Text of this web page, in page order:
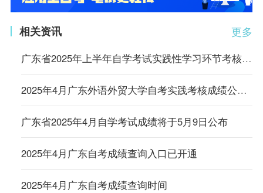
更多
相关资讯
广东省2025年上半年自学考试实践性学习环节考核成绩于6月10日公布
2025年4月广东外语外贸大学自考实践考核成绩公布通知
广东省2025年4月自学考试成绩将于5月9日公布
2025年4月广东自考成绩查询入口已开通
2025年4月广东自考成绩查询时间